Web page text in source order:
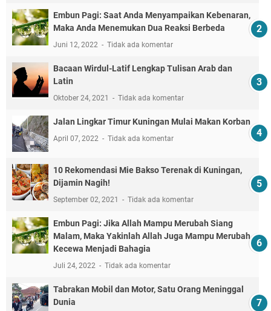
Embun Pagi: Saat Anda Menyampaikan Kebenaran,
Maka Anda Menemukan Dua Reaksi Berbeda
Juni 12, 2022 Tidak ada komentar
Bacaan Wirdul-Latif Lengkap Tulisan Arab dan
Latin
Oktober 24, 2021 Tidak ada komentar
Jalan Lingkar Timur Kuningan Mulai Makan Korban
April 07, 2022 Tidak ada komentar
10 Rekomendasi Mie Bakso Terenak di Kuningan,
Dijamin Nagih!
September 02, 2021 Tidak ada komentar
Embun Pagi: Jika Allah Mampu Merubah Siang
Malam, Maka Yakinlah Allah Juga Mampu Merubah
Kecewa Menjadi Bahagia
Juli 24, 2022 Tidak ada komentar
Tabrakan Mobil dan Motor, Satu Orang Meninggal
Dunia